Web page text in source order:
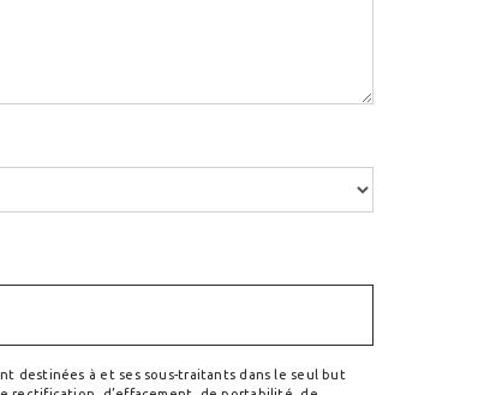
destinées à et ses sous-traitants dans le seul but